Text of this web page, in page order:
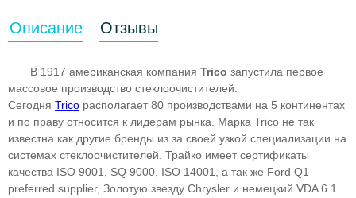
Описание Отзывы
В 1917 американская компания Trico запустила первое
массовое производство стеклоочистителей.
Сегодня Trico располагает 80 производствами на 5 континентах
и по праву относится к лидерам рынка. Марка Trico не так
известна как другие бренды из за своей узкой специализации на
системах стеклоочистителей. Трайко имеет сертификаты
качества ISO 9001, SQ 9000, ISO 14001, а так же Ford Q1
preferred supplier, Золотую звезду Chrysler и немецкий VDA 6.1.